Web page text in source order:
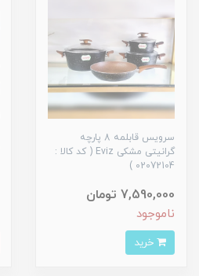
سرویس قابلمه 8 پارچه
گرانیتی مشکی Eviz ( کد کالا :
02072104 )
7,590,000 تومان
ناموجود